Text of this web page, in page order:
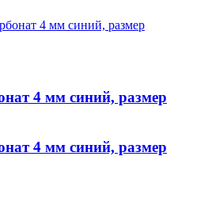
4 мм синий, размер
4 мм синий, размер